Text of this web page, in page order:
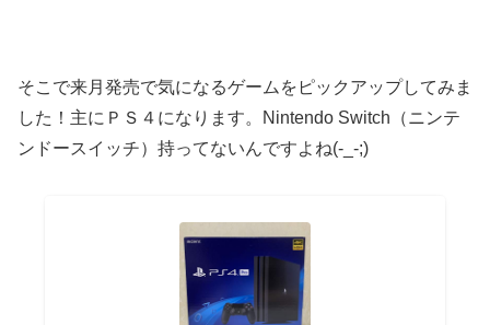
そこで来月発売で気になるゲームをピックアップしてみま
した！主にＰＳ４になります。Nintendo Switch（ニンテ
ンドースイッチ）持ってないんですよね(-_-;)